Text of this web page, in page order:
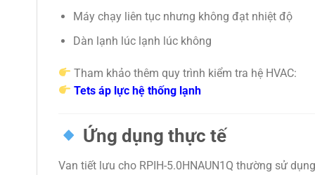
Máy chạy liên tục nhưng không đạt nhiệt độ
Dàn lạnh lúc lạnh lúc không
Tham khảo thêm quy trình kiểm tra hệ HVAC:
Tets áp lực hệ thống lạnh
Ứng dụng thực tế
Van tiết lưu cho RPIH-5.0HNAUN1Q thường sử